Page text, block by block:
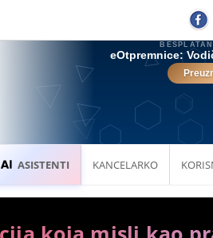
ASISTENTI KANCELARKO